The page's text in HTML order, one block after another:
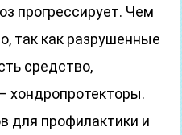
прогрессирует. Чем
так как разрушенные
средство,
хондропротекторы.
для профилактики и